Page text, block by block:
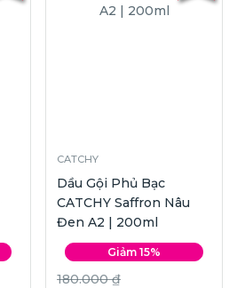
CATCHY
Dầu Gội Phủ Bạc
CATCHY Saffron Nâu
Đen A2 | 200ml
Giảm 15%
180.000 ₫